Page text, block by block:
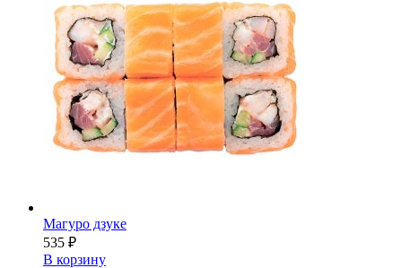
Магуро дзуке
535 ₽
В корзину